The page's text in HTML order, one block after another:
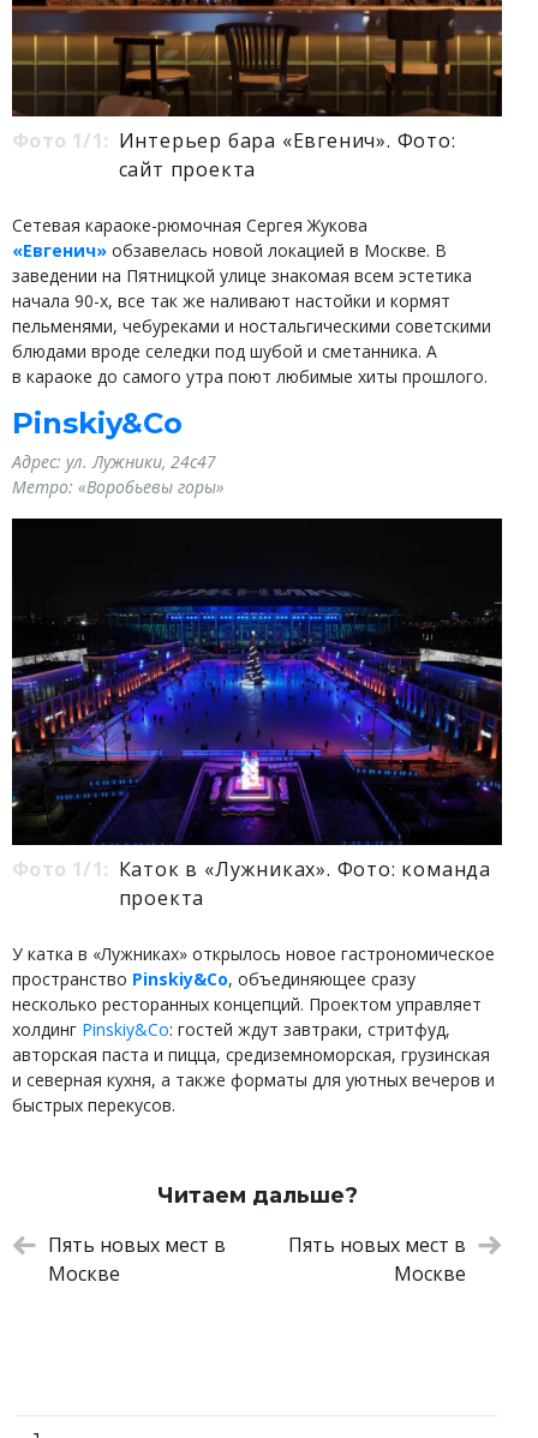
Фото 1/1: Интерьер бара «Евгенич». Фото:
сайт проекта
Сетевая караоке-рюмочная Сергея Жукова
«Евгенич» обзавелась новой локацией в Москве. В
заведении на Пятницкой улице знакомая всем эстетика
начала 90-х, все так же наливают настойки и кормят
пельменями, чебуреками и ностальгическими советскими
блюдами вроде селедки под шубой и сметанника. А
в караоке до самого утра поют любимые хиты прошлого.
Pinskiy&Co
Адрес: ул. Лужники, 24с47
Метро: «Воробьевы горы»
Фото 1/1: Каток в «Лужниках». Фото: команда
проекта
У катка в «Лужниках» открылось новое гастрономическое
пространство Pinskiy&Co, объединяющее сразу
несколько ресторанных концепций. Проектом управляет
холдинг Pinskiy&Co: гостей ждут завтраки, стритфуд,
авторская паста и пицца, средиземноморская, грузинская
и северная кухня, а также форматы для уютных вечеров и
быстрых перекусов.
Читаем дальше?
Пять новых мест в
Москве
Пять новых мест в
Москве